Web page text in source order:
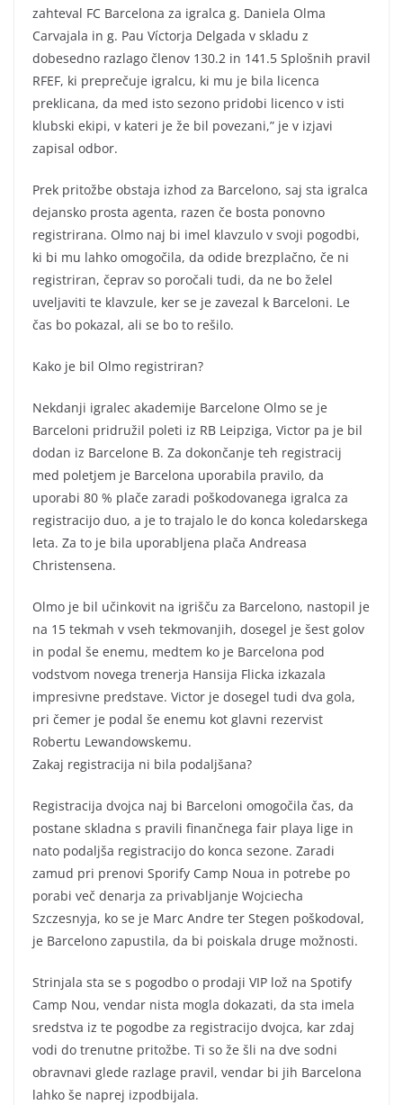
zahteval FC Barcelona za igralca g. Daniela Olma
Carvajala in g. Pau Víctorja Delgada v skladu z
dobesedno razlago členov 130.2 in 141.5 Splošnih pravil
RFEF, ki preprečuje igralcu, ki mu je bila licenca
preklicana, da med isto sezono pridobi licenco v isti
klubski ekipi, v kateri je že bil povezani,” je v izjavi
zapisal odbor.
Prek pritožbe obstaja izhod za Barcelono, saj sta igralca
dejansko prosta agenta, razen če bosta ponovno
registrirana. Olmo naj bi imel klavzulo v svoji pogodbi,
ki bi mu lahko omogočila, da odide brezplačno, če ni
registriran, čeprav so poročali tudi, da ne bo želel
uveljaviti te klavzule, ker se je zavezal k Barceloni. Le
čas bo pokazal, ali se bo to rešilo.
Kako je bil Olmo registriran?
Nekdanji igralec akademije Barcelone Olmo se je
Barceloni pridružil poleti iz RB Leipziga, Victor pa je bil
dodan iz Barcelone B. Za dokončanje teh registracij
med poletjem je Barcelona uporabila pravilo, da
uporabi 80 % plače zaradi poškodovanega igralca za
registracijo duo, a je to trajalo le do konca koledarskega
leta. Za to je bila uporabljena plača Andreasa
Christensena.
Olmo je bil učinkovit na igrišču za Barcelono, nastopil je
na 15 tekmah v vseh tekmovanjih, dosegel je šest golov
in podal še enemu, medtem ko je Barcelona pod
vodstvom novega trenerja Hansija Flicka izkazala
impresivne predstave. Victor je dosegel tudi dva gola,
pri čemer je podal še enemu kot glavni rezervist
Robertu Lewandowskemu.
Zakaj registracija ni bila podaljšana?
Registracija dvojca naj bi Barceloni omogočila čas, da
postane skladna s pravili finančnega fair playa lige in
nato podaljša registracijo do konca sezone. Zaradi
zamud pri prenovi Sporify Camp Noua in potrebe po
porabi več denarja za privabljanje Wojciecha
Szczesnyja, ko se je Marc Andre ter Stegen poškodoval,
je Barcelono zapustila, da bi poiskala druge možnosti.
Strinjala sta se s pogodbo o prodaji VIP lož na Spotify
Camp Nou, vendar nista mogla dokazati, da sta imela
sredstva iz te pogodbe za registracijo dvojca, kar zdaj
vodi do trenutne pritožbe. Ti so že šli na dve sodni
obravnavi glede razlage pravil, vendar bi jih Barcelona
lahko še naprej izpodbijala.